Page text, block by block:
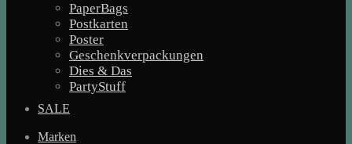
PaperBags
Postkarten
Poster
Geschenkverpackungen
Dies & Das
PartyStuff
SALE
Marken